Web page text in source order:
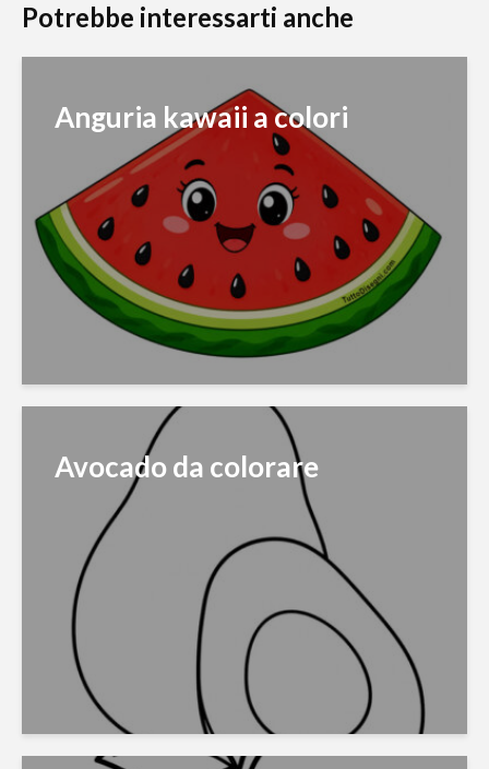
Potrebbe interessarti anche
Anguria kawaii a colori
Avocado da colorare